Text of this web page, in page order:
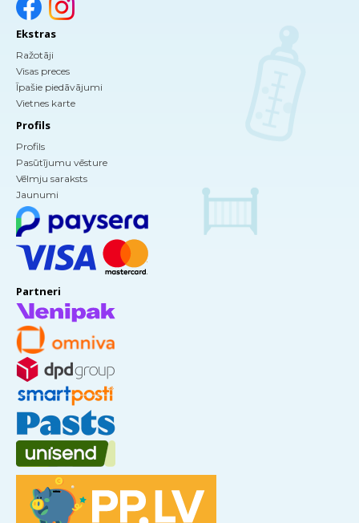
Ekstras
Ražotāji
Visas preces
Īpašie piedāvājumi
Vietnes karte
Profils
Profils
Pasūtījumu vēsture
Vēlmju saraksts
Jaunumi
Partneri